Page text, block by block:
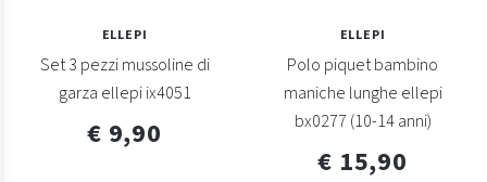
ELLEPI
Set 3 pezzi mussoline di
garza ellepi ix4051
€ 9,90
ELLEPI
Polo piquet bambino
maniche lunghe ellepi
bx0277 (10-14 anni)
€ 15,90